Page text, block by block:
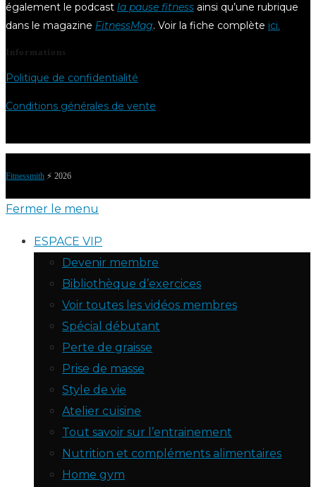
également le podcast la pause fitness ainsi qu’une rubrique
dans le magazine FitnessMag. Voir la fiche complète ici.
Informations
Politique de confidentialité
Conditions générales de vente
Fitnessmith ⚡️ 2026
Fermer le menu
ESPACE VIP
Devenir membre
Bibliothèque d’exercices
Voir toutes les vidéos membres
Spécial débutant
Perte de graisse
Prise de masse
Style de vie
Atelier cuisine
Tout savoir sur l’entrainement
Nutrition et compléments alimentaires
Home gym